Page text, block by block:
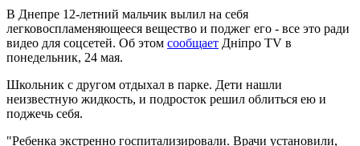
В Днепре 12-летний мальчик вылил на себя
легковоспламеняющееся вещество и поджег его - все это ради
видео для соцсетей. Об этом сообщает Дніпро TV в
понедельник, 24 мая.
Школьник с другом отдыхал в парке. Дети нашли
неизвестную жидкость, и подросток решил облиться ею и
поджечь себя.
"Ребенка экстренно госпитализировали. Врачи установили,